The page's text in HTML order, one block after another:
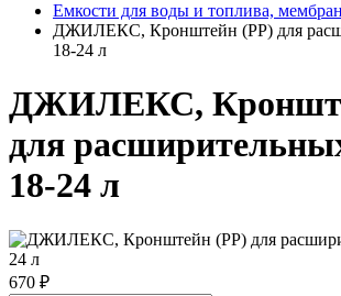
Емкости для воды и топлива,
ДЖИЛЕКС, Кронштейн (РР) для
18-24 л
ДЖИЛЕКС,
для
18-24 л
670 ₽